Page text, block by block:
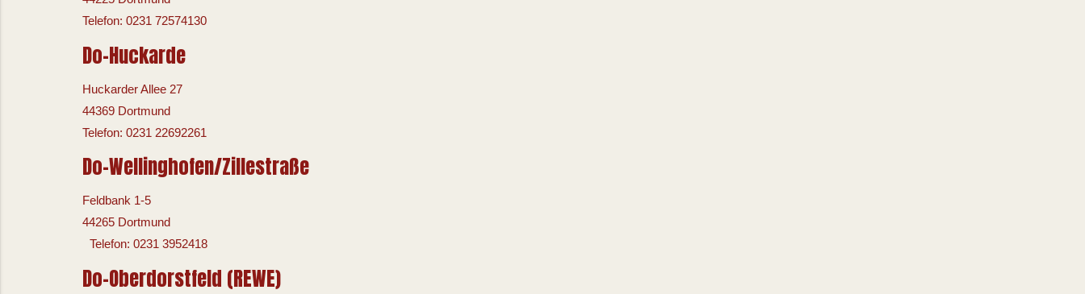
Telefon: 0231 72574130
Do-Huckarde
Huckarder Allee 27
44369 Dortmund
Telefon: 0231 22692261
Do-Wellinghofen/Zillestraße
Feldbank 1-5
44265 Dortmund
Telefon: 0231 3952418
Do-Oberdorstfeld (REWE)